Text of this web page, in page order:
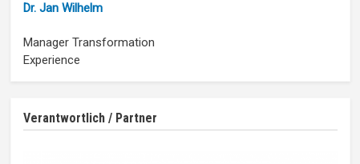
Dr. Jan Wilhelm
Manager Transformation
Experience
Verantwortlich / Partner